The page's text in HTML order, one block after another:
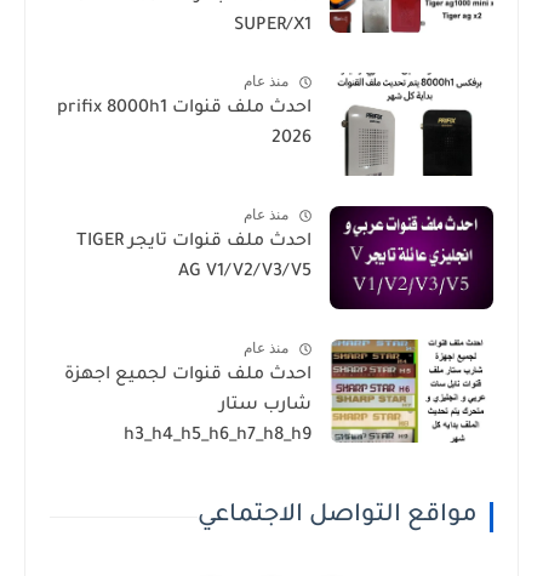
SUPER/X1
منذ عام
احدث ملف قنوات prifix 8000h1
2026
منذ عام
احدث ملف قنوات تايجر TIGER
AG V1/V2/V3/V5
منذ عام
احدث ملف قنوات لجميع اجهزة
شارب ستار
h3_h4_h5_h6_h7_h8_h9
مواقع التواصل الاجتماعي